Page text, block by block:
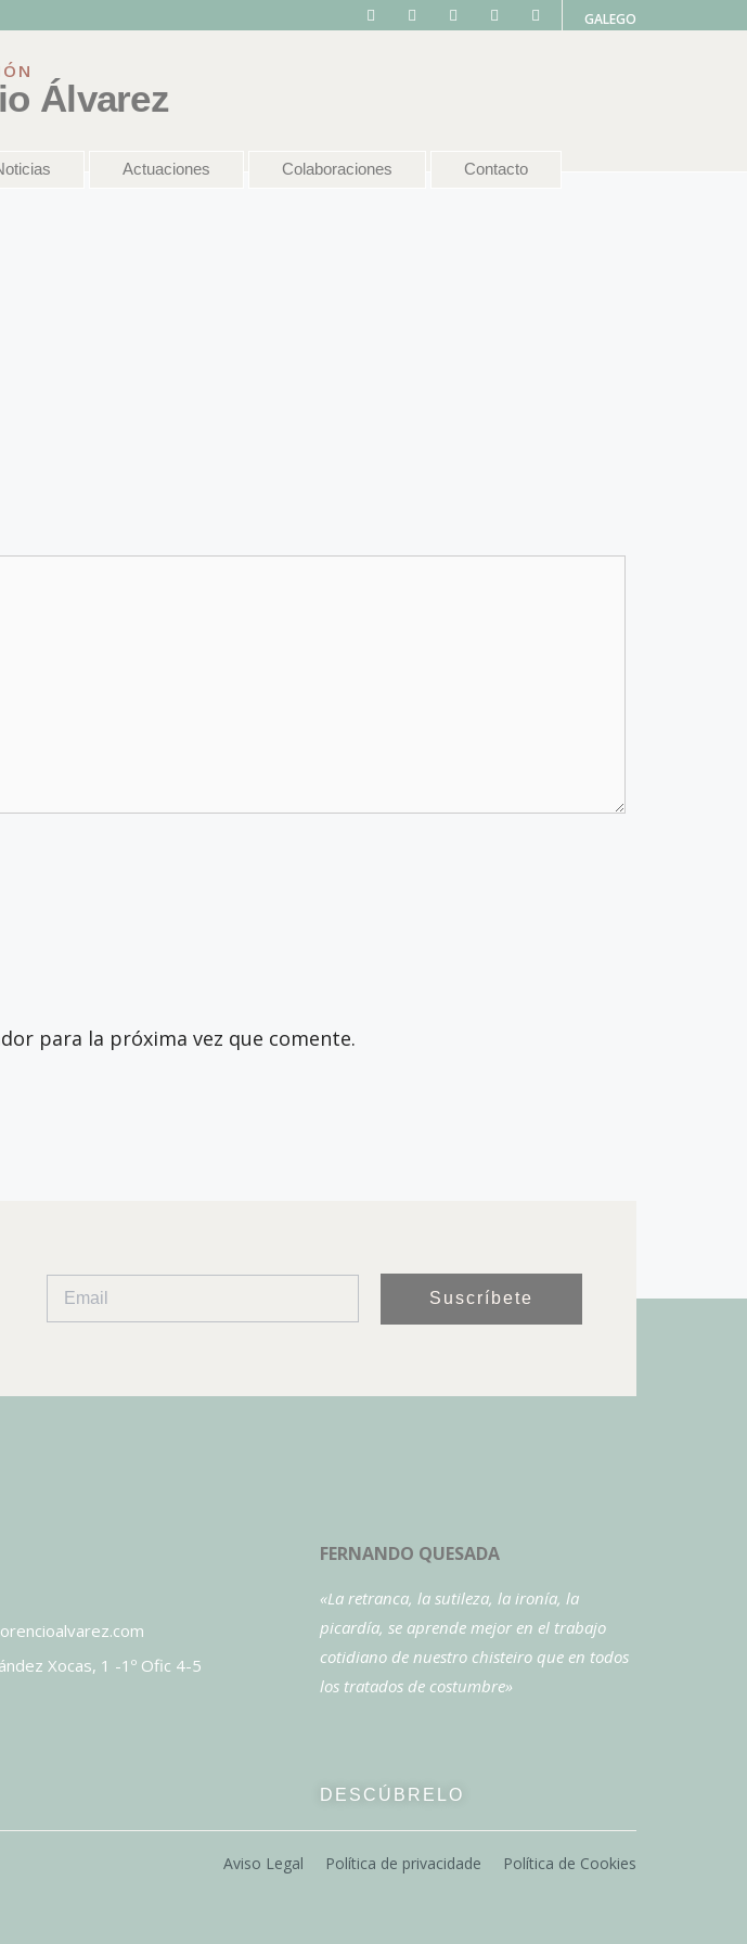
GALEGO
Álvarez
Actuaciones Colaboraciones Contacto
para la próxima vez que comente.
Suscríbete
Xocas, 1 -1º Ofic 4-5
FERNANDO QUESADA
«La retranca, la sutileza, la ironía, la
picardía, se aprende mejor en el trabajo
cotidiano de nuestro chisteiro que en todos
los tratados de costumbre»
DESCÚBRELO
Aviso Legal Política de privacidade Política de Cookies